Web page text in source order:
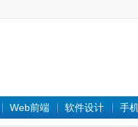
Web前端 软件设计 手